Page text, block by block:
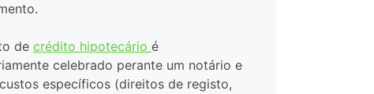
de crédito hipotecário é
celebrado perante um notário e
específicos (direitos de registo,